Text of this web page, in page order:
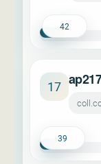
42
17
39